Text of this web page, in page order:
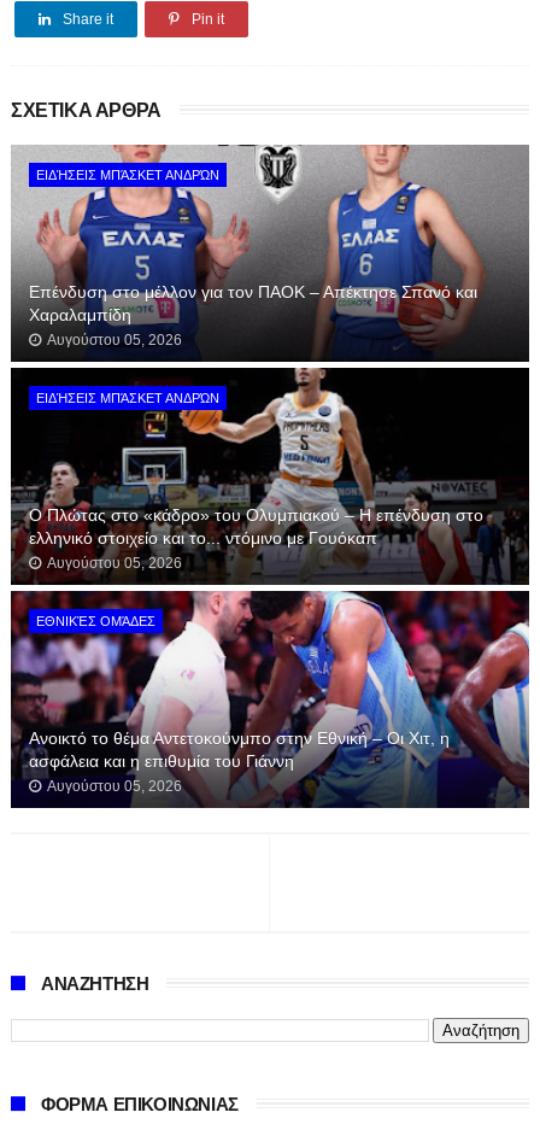
Share it Pin it
ΣΧΕΤΙΚΑ ΑΡΘΡΑ
ΕΙΔΉΣΕΙΣ ΜΠΆΣΚΕΤ ΑΝΔΡΏΝ
Επένδυση στο μέλλον για τον ΠΑΟΚ – Απέκτησε Σπανό και
Χαραλαμπίδη
Αυγούστου 05, 2026
ΕΙΔΉΣΕΙΣ ΜΠΆΣΚΕΤ ΑΝΔΡΏΝ
Ο Πλώτας στο «κάδρο» του Ολυμπιακού – Η επένδυση στο
ελληνικό στοιχείο και το... ντόμινο με Γουόκαπ
Αυγούστου 05, 2026
ΕΘΝΙΚΈΣ ΟΜΆΔΕΣ
Ανοικτό το θέμα Αντετοκούνμπο στην Εθνική – Οι Χιτ, η
ασφάλεια και η επιθυμία του Γιάννη
Αυγούστου 05, 2026
ΑΝΑΖΗΤΗΣΗ
ΦΟΡΜΑ ΕΠΙΚΟΙΝΩΝΙΑΣ